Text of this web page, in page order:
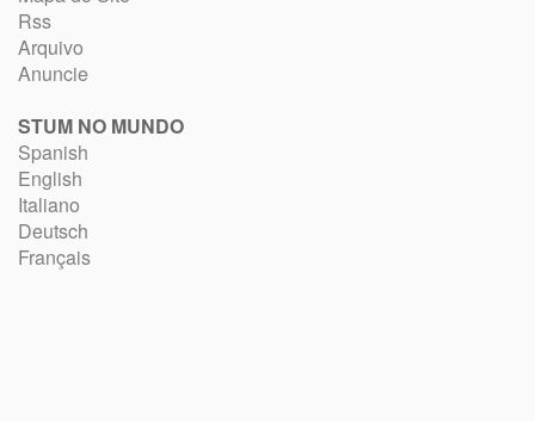
Rss
Arquivo
Anuncie
STUM NO MUNDO
Spanish
English
Italiano
Deutsch
Français